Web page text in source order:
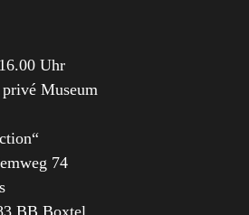
Uhr
Museum
74